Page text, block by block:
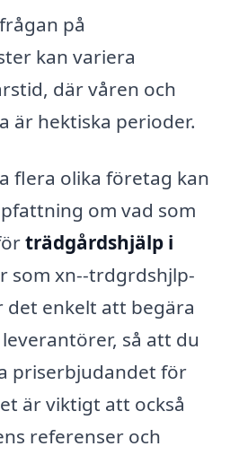
på
kan variera
där våren och
är hektiska perioder.
flera olika företag kan
om vad som
trädgårdshjälp i
som xn--trdgrdshjlp-
det enkelt att begära
så att du
priserbjudandet för
är viktigt att också
referenser och